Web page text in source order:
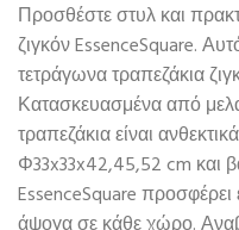
Προσθέστε στυλ και
ζιγκόν EssenceSquare.
τετράγωνα τραπεζάκια
Κατασκευασμένα από
τραπεζάκια είναι
Φ33x33x42,45,52 cm και
EssenceSquare προσφέρει